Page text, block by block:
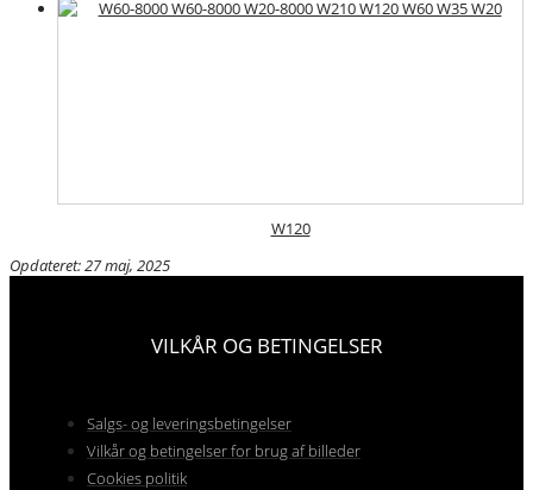
W120
Opdateret: 27 maj, 2025
VILKÅR OG BETINGELSER
Salgs- og leveringsbetingelser
Vilkår og betingelser for brug af billeder
Cookies politik